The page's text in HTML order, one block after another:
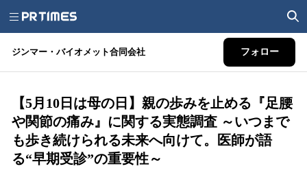
ジンマー・バイオメット合同会社 フォロー
【5月10日は母の日】親の歩みを止める『足腰
や関節の痛み』に関する実態調査 ～いつまで
も歩き続けられる未来へ向けて。医師が語
る“早期受診”の重要性～